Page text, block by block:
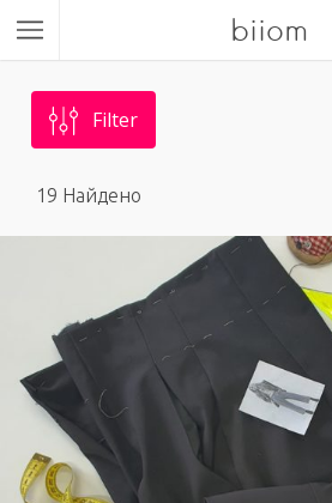
biiom
Filter
19 Найдено